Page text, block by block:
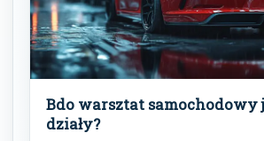
Bdo warsztat samochodowy
działy?